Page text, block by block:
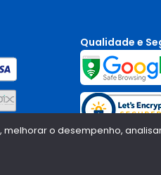
Qualidade e
o desempenho,